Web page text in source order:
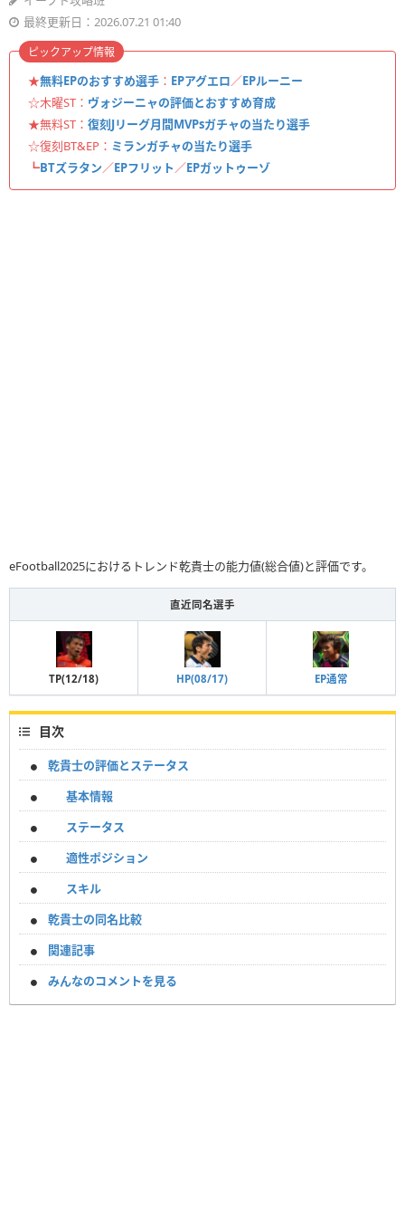
最終更新日：2026.07.21 01:40
★無料EPのおすすめ選手 ： EPアグエロ／EPルーニー
☆木曜ST： ヴォジーニャの評価とおすすめ育成
★無料ST： 復刻Jリーグ月間MVPsガチャの当たり選手
☆復刻BT&EP： ミランガチャの当たり選手
┗BTズラタン／EPフリット／EPガットゥーゾ
ピックアップ情報
eFootball2025におけるトレンド乾貴士の能力値(総合値)と評価です。
直近同名選手
TP(12/18) HP(08/17) EP通常
目次
乾貴士の評価とステータス
基本情報
ステータス
適性ポジション
スキル
乾貴士の同名比較
関連記事
みんなのコメントを見る